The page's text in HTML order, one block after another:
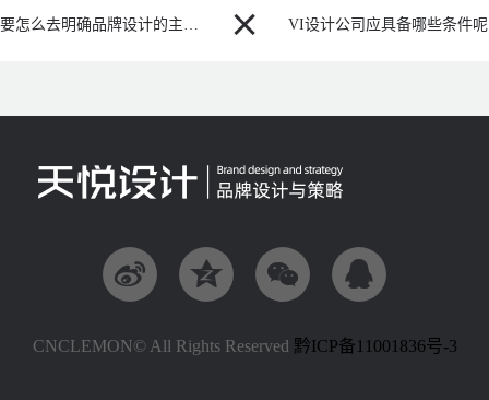
VI设计公司应具备哪些条件呢

   
CNCLEMON© All Rights Reserved 黔ICP备11001836号-3